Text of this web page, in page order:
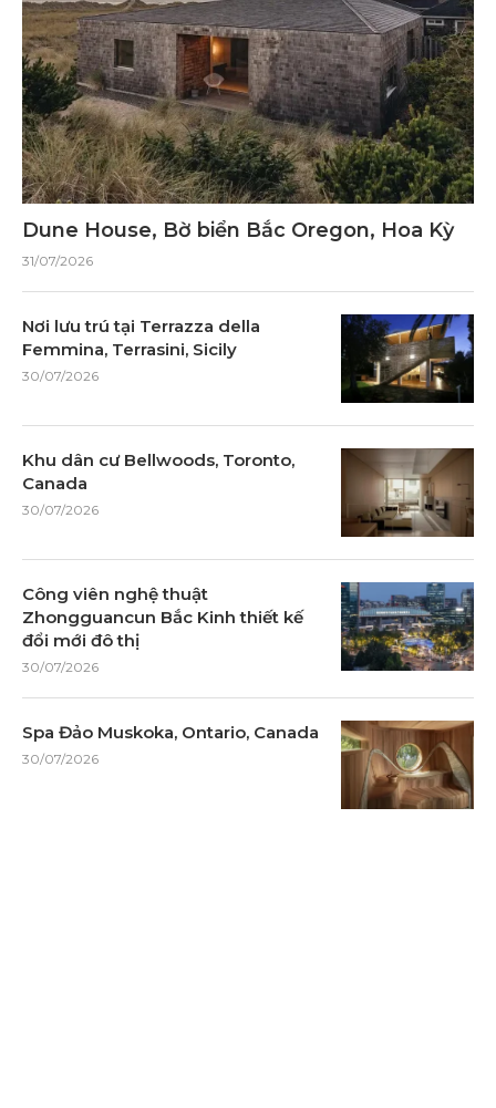
Dune House, Bờ biển Bắc Oregon, Hoa Kỳ
31/07/2026
Nơi lưu trú tại Terrazza della
Femmina, Terrasini, Sicily
30/07/2026
Khu dân cư Bellwoods, Toronto,
Canada
30/07/2026
Công viên nghệ thuật
Zhongguancun Bắc Kinh thiết kế
đổi mới đô thị
30/07/2026
Spa Đảo Muskoka, Ontario, Canada
30/07/2026